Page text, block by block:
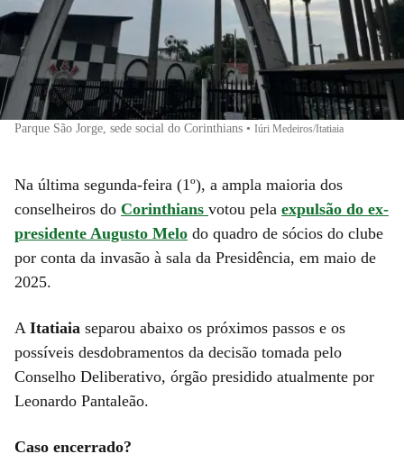
Parque São Jorge, sede social do Corinthians • Iúri Medeiros/Itatiaia
Na última segunda-feira (1º), a ampla maioria dos
conselheiros do Corinthians votou pela expulsão do ex-
presidente Augusto Melo do quadro de sócios do clube
por conta da invasão à sala da Presidência, em maio de
2025.
A Itatiaia separou abaixo os próximos passos e os
possíveis desdobramentos da decisão tomada pelo
Conselho Deliberativo, órgão presidido atualmente por
Leonardo Pantaleão.
Caso encerrado?